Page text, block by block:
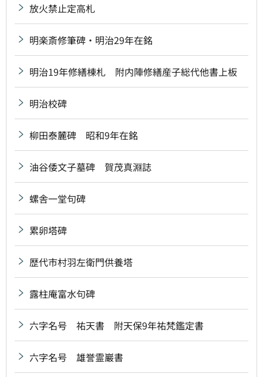
放火禁止定高札
明楽斎修筆碑・明治29年在銘
明治19年修繕棟札 附内陣修繕産子総代他書上板
明治校碑
柳田泰麓碑 昭和9年在銘
油谷倭文子墓碑 賀茂真淵誌
螺舎一堂句碑
累卵塔碑
歴代市村羽左衛門供養塔
露柱庵富水句碑
六字名号 祐天書 附天保9年祐梵鑑定書
六字名号 雄誉霊巖書